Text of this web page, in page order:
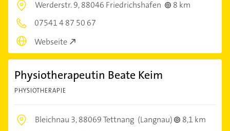
Werderstr. 9,88046 Friedrichshafen
8 km
07541 4 87 50 67
Webseite
Physiotherapeutin Beate Keim
PHYSIOTHERAPIE
Bleichnau 3,88069 Tettnang (Langnau)
8,1 km